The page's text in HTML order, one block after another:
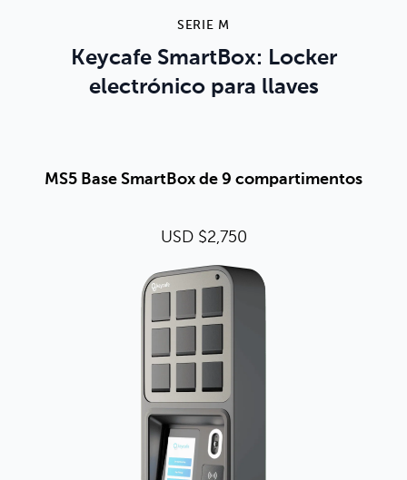
SERIE M
Keycafe SmartBox: Locker
electrónico para llaves
MS5 Base SmartBox de 9 compartimentos
USD $2,750